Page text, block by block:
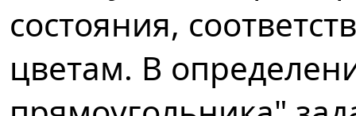
состояния,
цветам. В